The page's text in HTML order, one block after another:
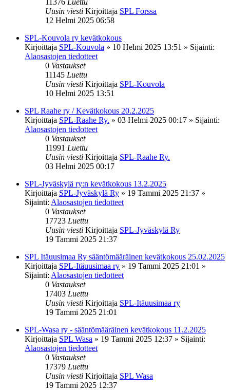
Uusin viesti Kirjoittaja SPL Forssa
12 Helmi 2025 06:58
SPL-Kouvola ry kevätkokous
Kirjoittaja SPL-Kouvola » 10 Helmi 2025 13:51 » Sijainti:
Alaosastojen tiedotteet
0 Vastaukset
11145 Luettu
Uusin viesti Kirjoittaja SPL-Kouvola
10 Helmi 2025 13:51
SPL Raahe ry / Kevätkokous 20.2.2025
Kirjoittaja SPL-Raahe Ry. » 03 Helmi 2025 00:17 » Sijainti:
Alaosastojen tiedotteet
0 Vastaukset
11991 Luettu
Uusin viesti Kirjoittaja SPL-Raahe Ry.
03 Helmi 2025 00:17
SPL-Jyväskylä ry:n kevätkokous 13.2.2025
Kirjoittaja SPL-Jyväskylä Ry » 19 Tammi 2025 21:37 »
Sijainti: Alaosastojen tiedotteet
0 Vastaukset
17723 Luettu
Uusin viesti Kirjoittaja SPL-Jyväskylä Ry
19 Tammi 2025 21:37
SPL Itäuusimaa Ry sääntömääräinen kevätkokous 25.02.2025
Kirjoittaja SPL-Itäuusimaa ry » 19 Tammi 2025 21:01 »
Sijainti: Alaosastojen tiedotteet
0 Vastaukset
17403 Luettu
Uusin viesti Kirjoittaja SPL-Itäuusimaa ry
19 Tammi 2025 21:01
SPL-Wasa ry - sääntömääräinen kevätkokous 11.2.2025
Kirjoittaja SPL Wasa » 19 Tammi 2025 12:37 » Sijainti:
Alaosastojen tiedotteet
0 Vastaukset
17379 Luettu
Uusin viesti Kirjoittaja SPL Wasa
19 Tammi 2025 12:37